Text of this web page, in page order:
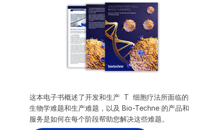
这本电子书概述了开发和生产 T 细胞疗法所面临的
生物学难题和生产难题，以及 Bio-Techne 的产品和
服务是如何在每个阶段帮助您解决这些难题。